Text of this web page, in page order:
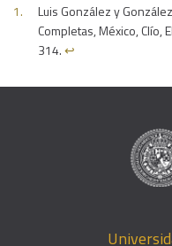
Luis González y
Completas, México, Clío,
314.↩︎